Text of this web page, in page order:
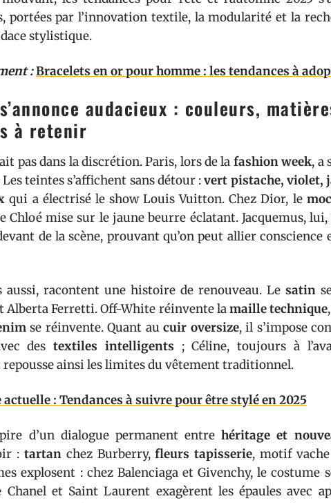
portées par l’innovation textile, la modularité et la
stylistique.
:Bracelets en or pour homme : les tendances à
audacieux : couleurs,
à retenir
pas dans la discrétion. Paris, lors de la fashion week, a
Les teintes s’affichent sans détour :vert pistache, violet,
qui a électrisé le show Louis Vuitton. Chez Dior, le
Chloé mise sur le jaune beurre éclatant. Jacquemus,
de la scène, prouvant qu’on peut allier
aussi, racontent une histoire de renouveau. Le satin
Alberta Ferretti. Off-White réinvente lamaille technique
se réinvente. Quant aucuir oversize, il s’impose
des textiles intelligents ; Céline, toujours à
repousse ainsi les limites du vêtement traditionnel.
actuelle : Tendances à suivre pour être stylé en 2025
d’un dialogue permanent entrehéritage et
: tartanchez Burberry,fleurs tapisserie, motif
explosent : chez Balenciaga et Givenchy, le costume
Chanel et Saint Laurent exagèrent les épaules avec